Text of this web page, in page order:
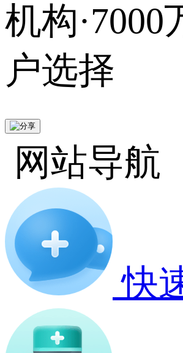
机构·7000
户选择
网站导航
快